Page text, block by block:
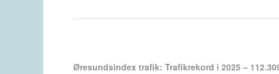
Øresundsindex trafik: Trafikrekord i 2025 –